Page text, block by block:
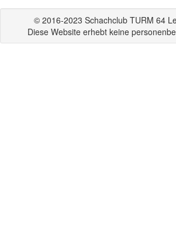
© 2016-2023 Schachclub TURM 64
Diese Website erhebt keine